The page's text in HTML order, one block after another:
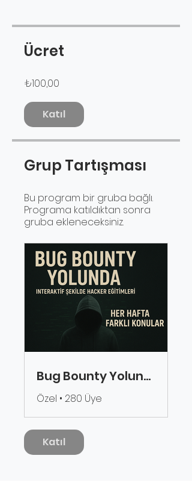
Ücret
₺100,00
Katıl
Grup Tartışması
Bu program bir gruba bağlı.
Programa katıldıktan sonra
gruba ekleneceksiniz.
Bug Bounty Yolunda - İnteraktif Eğitim
Özel • 280 Üye
Katıl